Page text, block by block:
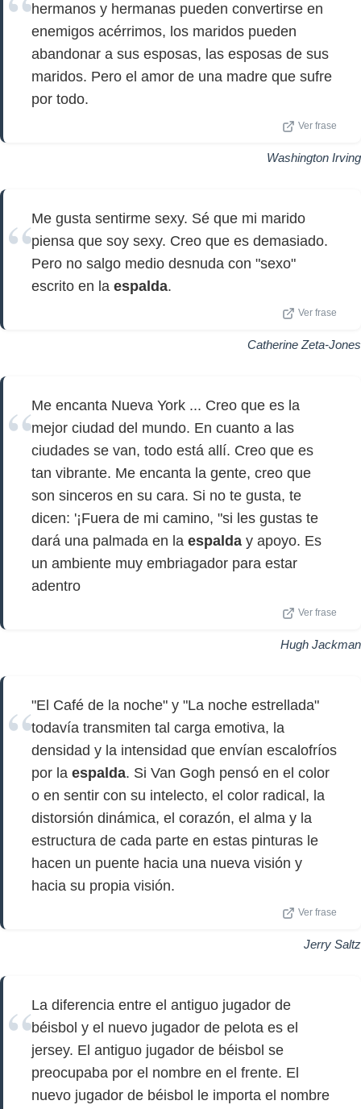
hermanos y hermanas pueden convertirse en
enemigos acérrimos, los maridos pueden
abandonar a sus esposas, las esposas de sus
maridos. Pero el amor de una madre que sufre
por todo.
Ver frase
Washington Irving
Me gusta sentirme sexy. Sé que mi marido
piensa que soy sexy. Creo que es demasiado.
Pero no salgo medio desnuda con "sexo"
escrito en la espalda.
Ver frase
Catherine Zeta-Jones
Me encanta Nueva York ... Creo que es la
mejor ciudad del mundo. En cuanto a las
ciudades se van, todo está allí. Creo que es
tan vibrante. Me encanta la gente, creo que
son sinceros en su cara. Si no te gusta, te
dicen: '¡Fuera de mi camino, "si les gustas te
dará una palmada en la espalda y apoyo. Es
un ambiente muy embriagador para estar
adentro
Ver frase
Hugh Jackman
"El Café de la noche" y "La noche estrellada"
todavía transmiten tal carga emotiva, la
densidad y la intensidad que envían escalofríos
por la espalda. Si Van Gogh pensó en el color
o en sentir con su intelecto, el color radical, la
distorsión dinámica, el corazón, el alma y la
estructura de cada parte en estas pinturas le
hacen un puente hacia una nueva visión y
hacia su propia visión.
Ver frase
Jerry Saltz
La diferencia entre el antiguo jugador de
béisbol y el nuevo jugador de pelota es el
jersey. El antiguo jugador de béisbol se
preocupaba por el nombre en el frente. El
nuevo jugador de béisbol le importa el nombre